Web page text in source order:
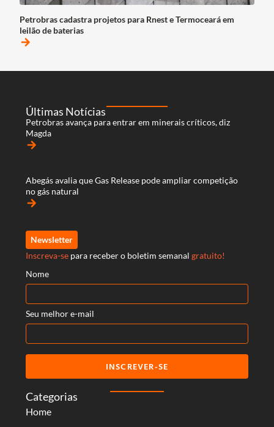
Petrobras cadastra projetos para Rnest e Termoceará em
leilão de baterias
arrow_forward
Categorias
Home
Últimas Notícias
Petrobras avança para entrar em minerais críticos, diz
Magda
arrow_forward
Abegás avalia que Gas Release pode ampliar competição
no gás natural
arrow_forward
Newsletter
Inscreva-se para receber o boletim semanal gratuito!
Nome
Seu melhor e-mail
INSCREVER-SE